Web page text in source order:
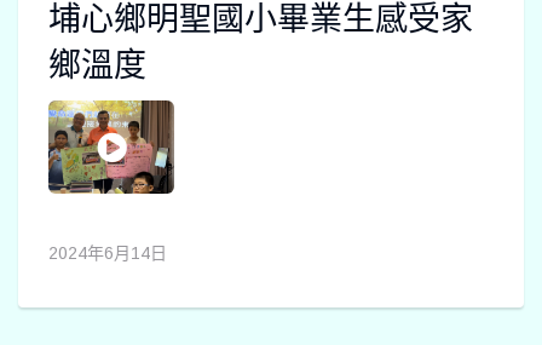
埔心鄉明聖國小畢業生感受家
鄉溫度
2024年6月14日